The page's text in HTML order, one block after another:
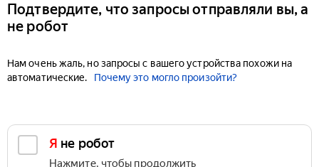
Подтвердите, что запросы отправляли вы, а
не робот
Нам очень жаль, но запросы с вашего устройства похожи на
автоматические.
Почему это могло произойти?
Я не робот
Нажмите, чтобы продолжить